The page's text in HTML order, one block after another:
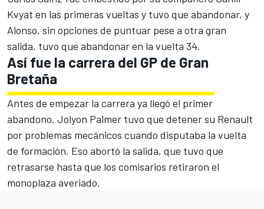
Kvyat en las primeras vueltas y tuvo que abandonar, y
Alonso, sin opciones de puntuar pese a otra gran
salida, tuvo que abandonar en la vuelta 34.
Así fue la carrera del GP de Gran
Bretaña
Antes de empezar la carrera ya llegó el primer
abandono. Jolyon Palmer tuvo que detener su Renault
por problemas mecánicos cuando disputaba la vuelta
de formación. Eso abortó la salida, que tuvo que
retrasarse hasta que los comisarios retiraron el
monoplaza averiado.